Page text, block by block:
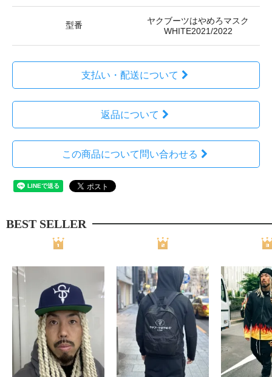
型番
ヤクブーツはやめろマスク
WHITE2021/2022
支払い・配送について
返品について
この商品について問い合わせる
BEST SELLER